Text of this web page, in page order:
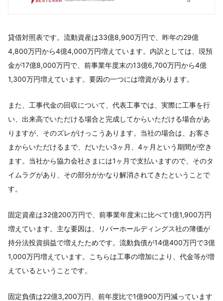
貸借対照表です。流動資産は33億8,900万円で、昨年の29億
4,800万円から4億4,000万円増えています。内訳としては、現預
金が17億8,000万円で、前事業年度末の13億6,700万円から4億
1,300万円増えています。要因の一つには増資があります。
また、工事代金の回収について、代表工事では、実際に工事を行
い、出来高でいただける場合と完成してからいただける場合があ
りますが、そのズレがけっこうあります。当社の場合は、お客さ
まからいただけるまで、だいたい3ヶ月、4ヶ月という期間が空き
ます。当社から協力会社さまには1ヶ月で支払いますので、そのタ
イムラグがあり、その部分がかなり解消されてきたということで
す。
固定資産は32億200万円で、前事業年度末に比べて1億1,900万円
増えています。主な要因は、リバーホールディングス社の簿価が
持分法投資損益で増えたためです。流動負債が14億400万円で3億
1,000万円増えています。こちらは工事の増加により、代金等が増
えているということです。
固定負債は22億3,200万円、前年度比で1億900万円減っています